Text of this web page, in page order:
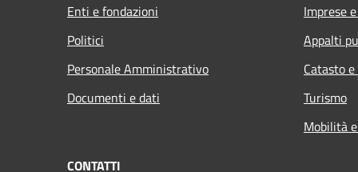
Enti e fondazioni
Politici
Personale Amministrativo
Documenti e dati
Imprese
Appalti
Catasto
Turismo
Mobilità
CONTATTI